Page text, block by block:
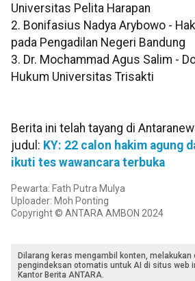
Universitas Pelita Harapan
2. Bonifasius Nadya Arybowo -
pada Pengadilan Negeri Bandung
3. Dr. Mochammad Agus Salim -
Hukum Universitas Trisakti
Berita ini telah tayang di
judul: KY: 22 calon hakim agung
ikuti tes wawancara terbuka
Pewarta: Fath Putra Mulya
Uploader: Moh Ponting
Copyright © ANTARA AMBON 2024
Dilarang keras mengambil konten, melakukan
pengindeksan otomatis untuk AI di situs web
Kantor Berita ANTARA.